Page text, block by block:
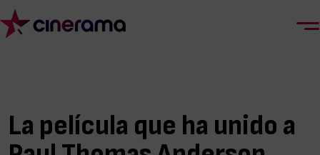
La película que ha unido a